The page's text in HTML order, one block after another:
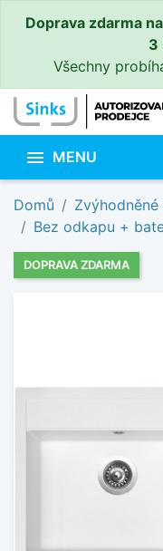
Doprava zdarma
3
Všechny
 MENU
Domů
Bez odkapu +
DOPRAVA ZDARMA